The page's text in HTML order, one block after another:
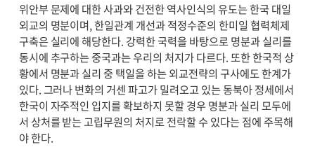
위안부 문제에 대한 사과와 건전한 역사인식의 유도는 한국 대일
외교의 명분이며, 한일관계 개선과 적정수준의 한미일 협력체제
구축은 실리에 해당한다. 강력한 국력을 바탕으로 명분과 실리를
동시에 추구하는 중국과는 우리의 처지가 다르다. 또한 한국적 상
황에서 명분과 실리 중 택일을 하는 외교전략의 구사에도 한계가
있다. 그러나 변화의 거센 파고가 밀려오고 있는 동북아 정세에서
한국이 자주적인 입지를 확보하지 못할 경우 명분과 실리 모두에
서 상처를 받는 고립무원의 처지로 전락할 수 있다는 점에 주목해
야 한다.